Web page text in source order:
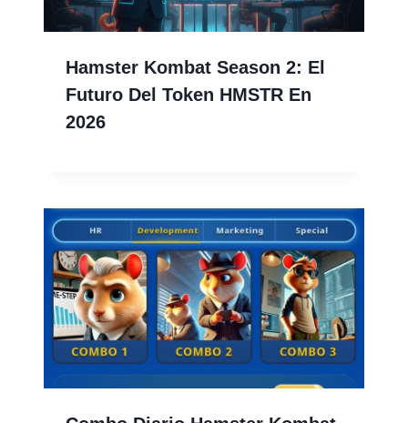
Hamster Kombat Season 2: El
Futuro Del Token HMSTR En
2026